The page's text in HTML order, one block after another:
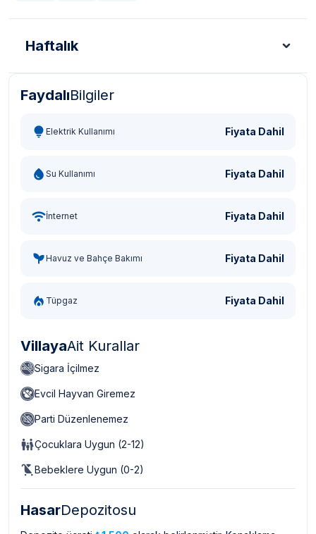
Haftalık
Türk Lirası - TL
FaydalıBilgiler
Elektrik Kullanımı Fiyata Dahil
Su Kullanımı Fiyata Dahil
İnternet Fiyata Dahil
Havuz ve Bahçe Bakımı Fiyata Dahil
Tüpgaz Fiyata Dahil
VillayaAit Kurallar
Sigara İçilmez
Evcil Hayvan Giremez
Parti Düzenlenemez
Çocuklara Uygun (2-12)
Bebeklere Uygun (0-2)
HasarDepozitosu